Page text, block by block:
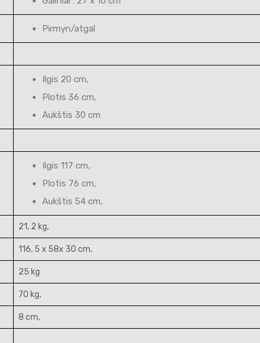
Pirmyn/atgal
Ilgis 20 cm,
Plotis 36 cm,
Aukštis 30 cm
Ilgis 117 cm,
Plotis 76 cm,
Aukštis 54 cm,
21, 2 kg,
116, 5 x 58x 30 cm,
25 kg
70 kg,
8 cm,